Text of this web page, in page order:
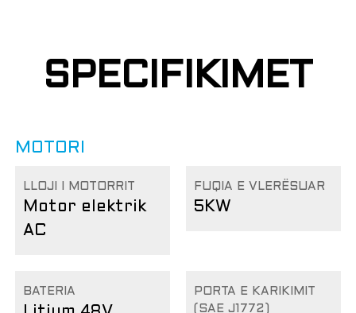
SPECIFIKIMET
MOTORI
LLOJI I MOTORRIT
Motor elektrik
AC
FUQIA E VLERËSUAR
5KW
BATERIA
PORTA E KARIKIMIT
(SAE J1772)